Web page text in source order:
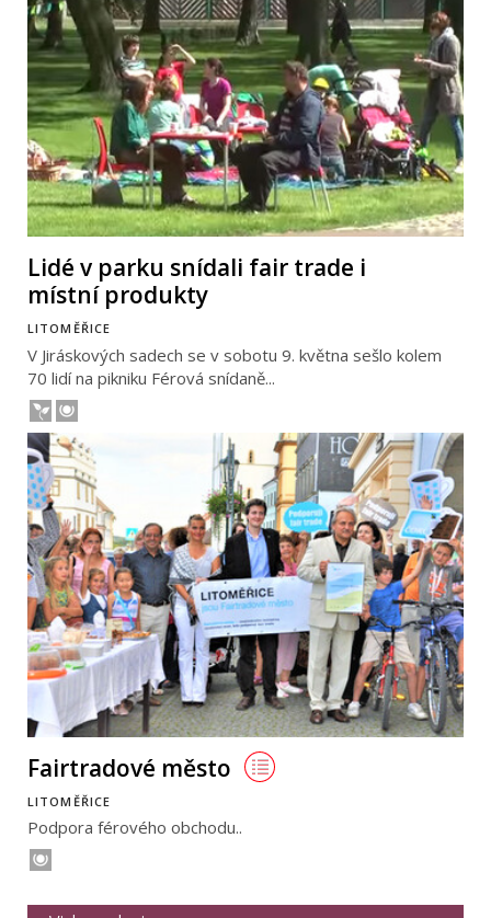
Lidé v parku snídali fair trade i
místní produkty
LITOMĚŘICE
V Jiráskových sadech se v sobotu 9. května sešlo kolem
70 lidí na pikniku Férová snídaně...
Fairtradové město
LITOMĚŘICE
Podpora férového obchodu..